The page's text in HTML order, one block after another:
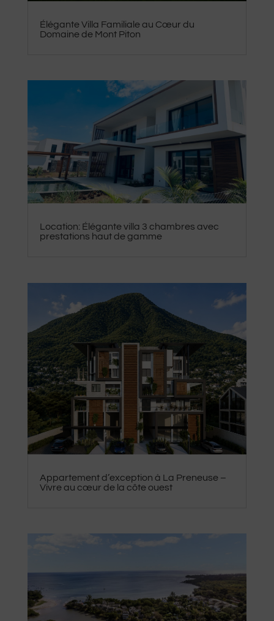
Élégante Villa Familiale au Cœur du
Domaine de Mont Piton
Location: Élégante villa 3 chambres avec
prestations haut de gamme
Appartement d’exception à La Preneuse –
Vivre au cœur de la côte ouest